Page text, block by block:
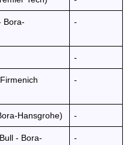
Bora-
-
-
-
Hansgrohe) -
- Bora-
-